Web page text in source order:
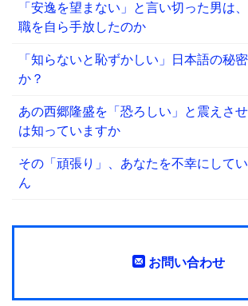
「安逸を望まない」と言い切った男は
職を自ら手放したのか
「知らないと恥ずかしい」日本語の秘
か？
あの西郷隆盛を「恐ろしい」と震えさ
は知っていますか
その「頑張り」、あなたを不幸にして
ん
お問い合わせ